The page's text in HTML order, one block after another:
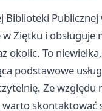
Biblioteki
w Ziętku i obsługuje
okolic. To
podstawowe
Ze względu
skontaktować